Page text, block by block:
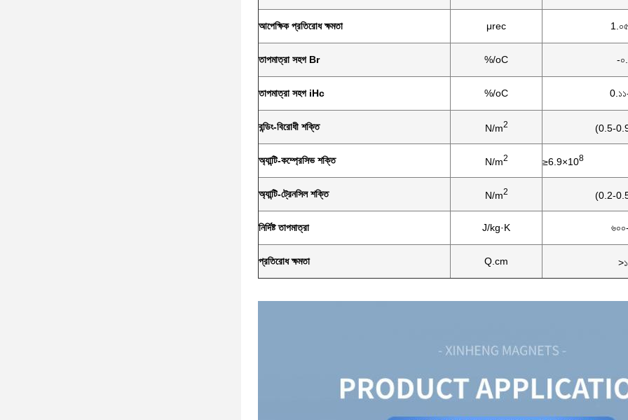
আপেক্ষিক প্রতিরোধ ক্ষমতা μrec
তাপমাত্রা সহগ Br %/oC -
তাপমাত্রা সহগ iHc %/oC
বন্ডিং-বিরোধী শক্তি N/m2 (0.5-
অ্যান্টি-কম্প্রেসিভ শক্তি N/m2 ≥6.9×108
অ্যান্টি-ট্রেনসিল শক্তি N/m2 (0.2-
নির্দিষ্ট তাপমাত্রা J/kg·K
প্রতিরোধ ক্ষমতা Q.cm